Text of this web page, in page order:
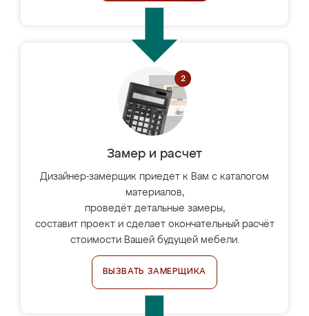
Замер и расчет
Дизайнер-замерщик приедет к Вам с каталогом
материалов,
проведёт детальные замеры,
составит проект и сделает окончательный расчёт
стоимости Вашей будущей мебели.
ВЫЗВАТЬ ЗАМЕРЩИКА